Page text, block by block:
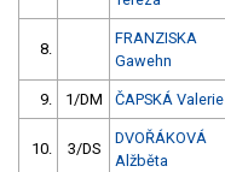
8.
FRANZISKA
Gawehn
9. 1/DM ČAPSKÁ Valerie
10. 3/DS
DVOŘÁKOVÁ
Alžběta